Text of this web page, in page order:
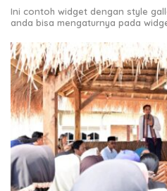
Ini contoh widget dengan style
anda bisa mengaturnya pada